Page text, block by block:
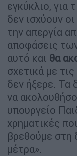
εγκύκλιο, για
δεν ισχύουν
την απεργία
αποφάσεις
αυτό και θα
σχετικά με
δεν ήξερε. Τα
να
υπουργείο
χρηματικές
βρεθούμε στη
μέτρα».